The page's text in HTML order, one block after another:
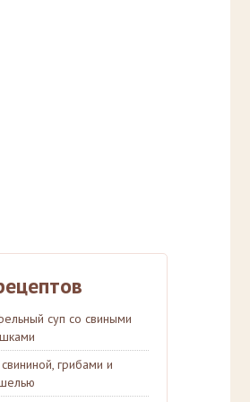
суп со свиными
грибами и